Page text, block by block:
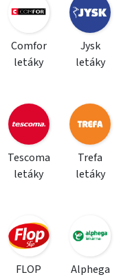
Comfor
letáky
Jysk
letáky
Tescoma
letáky
Trefa
letáky
FLOP
Alphega